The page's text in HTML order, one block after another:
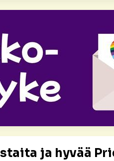
ja hyvää